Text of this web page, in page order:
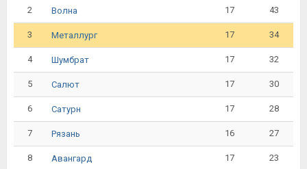
2 Волна 17 43
3 Металлург 17 34
4 Шумбрат 17 32
5 Салют 17 30
6 Сатурн 17 28
7 Рязань 16 27
8 Авангард 17 23